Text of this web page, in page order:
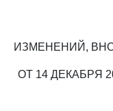
ИЗМЕНЕНИЙ,
ОТ 14 ДЕКАБРЯ